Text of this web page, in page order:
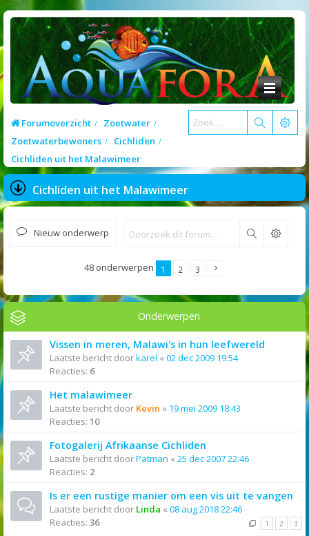
Forumoverzicht
Zoetwater
Zoetwaterbewoners
Cichliden
Cichliden uit het Malawimeer
Cichliden uit het Malawimeer
Nieuw onderwerp Zoek
48 onderwerpen 1 2 3
Onderwerpen
Vissen in meren, Malawi's in hun leefwereld
Laatste bericht doorkarel « 02 dec 2009 19:54
Reacties: 6
Het malawimeer
Laatste bericht door Kevin « 19 mei 2009 18:43
Reacties: 10
Fotogalerij Afrikaanse Cichliden
Laatste bericht doorPatman « 25 dec 2007 22:46
Reacties: 2
Is er een rustige manier om een vis uit te vangen
Laatste bericht door Linda « 08 aug 2018 22:46
Reacties: 36 1 2 3